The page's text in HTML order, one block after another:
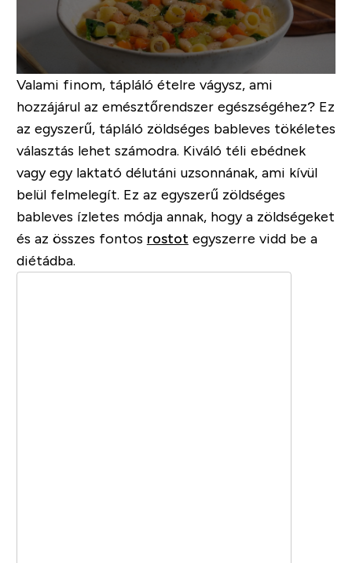
Valami finom, tápláló ételre vágysz, ami
hozzájárul az emésztőrendszer egészségéhez? Ez
az egyszerű, tápláló zöldséges bableves tökéletes
választás lehet számodra. Kiváló téli ebédnek
vagy egy laktató délutáni uzsonnának, ami kívül
belül felmelegít. Ez az egyszerű zöldséges
bableves ízletes módja annak, hogy a zöldségeket
és az összes fontos rostot egyszerre vidd be a
diétádba.